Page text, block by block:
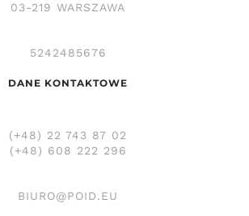
03-219 WARSZAWA
5242485676
DANE KONTAKTOWE
(+48) 22 743 87 02
(+48) 608 222 296
BIURO@POID.EU